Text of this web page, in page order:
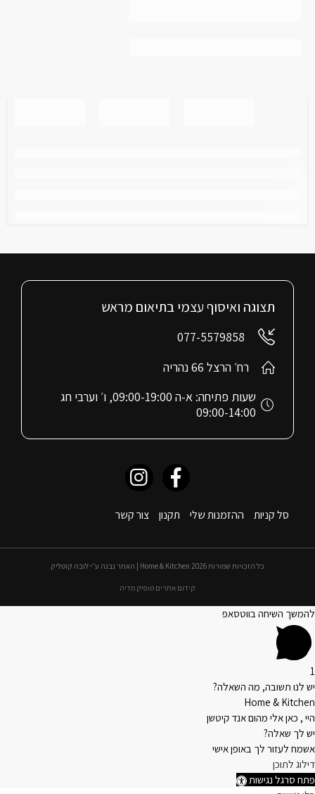
סל קניות ההזמנות שלי תקנון צור קשר
תצוגה ואיסוף עצמי בתיאום מראש
077-5579858
רח׳ הרצל 66 נהריה
שעות פתיחה: א-ה 09:00-19:00, ו׳ וערבי חג
09:00-14:00
כל הזכויות שמורות 2026 Home & Kitchen | האתר נבנה ע״י לובה קוטליק
קידום אתרים טופיק מדיה
להמשך השיחה בווטסאפ
1
יש לנו תשובה, מה השאלה?
Home & Kitchen
היי , כאן אלי מהום אנד קיטשן
יש לך שאלה?
אשמח לעזור לך באופן אישי
דילוג לתוכן
פתח סרגל נגישות